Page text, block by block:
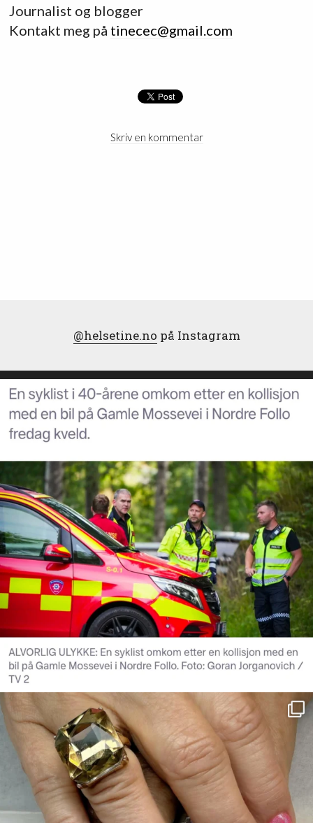
Journalist og blogger
Kontakt meg på tinecec@gmail.com
Skriv en kommentar
@helsetine.no på Instagram